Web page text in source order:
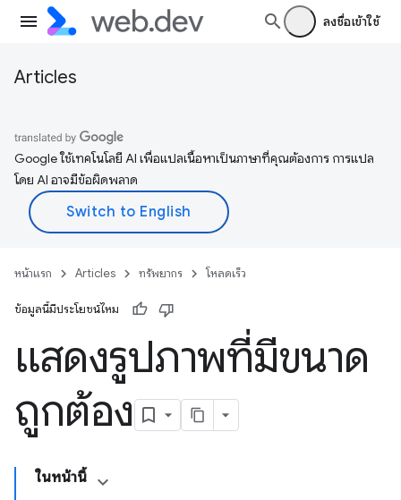
ลงชื่อเข้าใช้
Articles
Google ใช้เทคโนโลยี AI เพื่อแปลเนื้อหาเป็นภาษาที่คุณต้องการ การแปล
โดย AI อาจมีข้อผิดพลาด
หน้าแรก Articles ทรัพยากร โหลดเร็ว
ข้อมูลนี้มีประโยชน์ไหม
แสดงรูปภาพที่มีขนาด
ถูกต้อง
ในหน้านี้